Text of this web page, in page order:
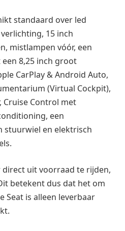
standaard over led
15 inch
mistlampen vóór, een
8,25 inch groot
CarPlay & Android Auto,
(Virtual Cockpit),
Cruise Control met
een
stuurwiel en elektrisch
direct uit voorraad te rijden,
betekent dus dat het om
Seat is alleen leverbaar